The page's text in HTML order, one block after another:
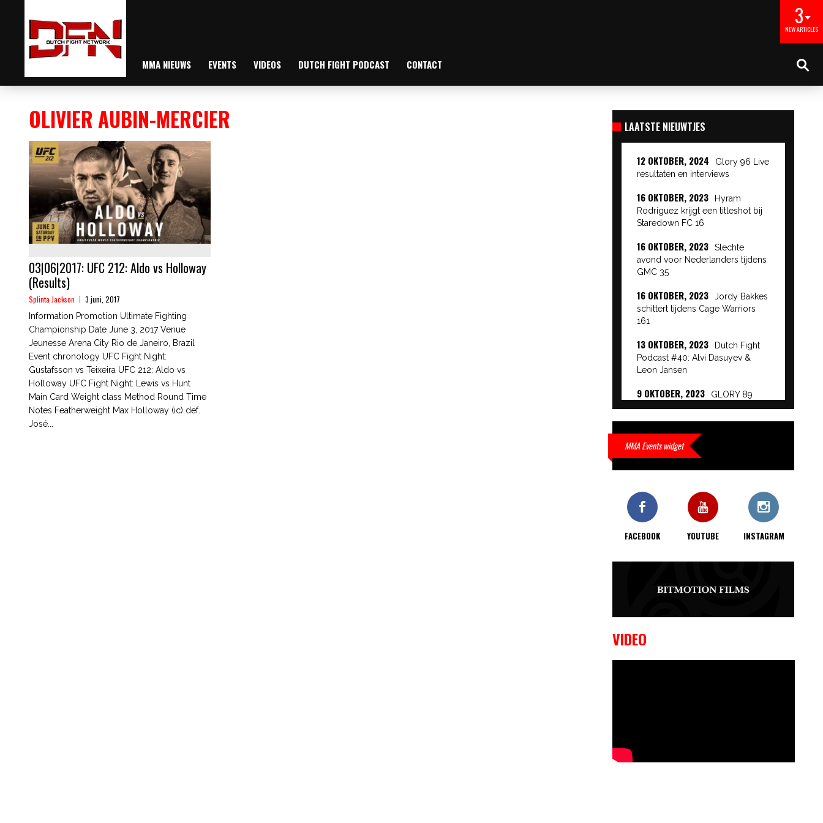
3
NEW ARTICLES
MMA NIEUWS EVENTS VIDEOS DUTCH FIGHT PODCAST CONTACT
OLIVIER AUBIN-MERCIER
03|06|2017: UFC 212: Aldo vs Holloway
(Results)
Splinta Jackson 3 juni, 2017
Information Promotion Ultimate Fighting
Championship Date June 3, 2017 Venue
Jeunesse Arena City Rio de Janeiro, Brazil
Event chronology UFC Fight Night:
Gustafsson vs Teixeira UFC 212: Aldo vs
Holloway UFC Fight Night: Lewis vs Hunt
Main Card Weight class Method Round Time
Notes Featherweight Max Holloway (ic) def.
José...
LAATSTE NIEUWTJES
12 OKTOBER, 2024
Glory 96 Live
resultaten en interviews
16 OKTOBER, 2023
Hyram
Rodriguez krijgt een titleshot bij
Staredown FC 16
16 OKTOBER, 2023
Slechte
avond voor Nederlanders tijdens
GMC 35
16 OKTOBER, 2023
Jordy Bakkes
schittert tijdens Cage Warriors
161
13 OKTOBER, 2023
Dutch Fight
Podcast #40: Alvi Dasuyev &
Leon Jansen
9 OKTOBER, 2023
GLORY 89
Beatdown 9 Event Results
interviews hier
9 OKTOBER, 2023
Alvi Dasuyev
gemaakt is…
9 OKTOBER, 2023
CWA Lowlands 7
MMA Events widget
FACEBOOK YOUTUBE INSTAGRAM
VIDEO